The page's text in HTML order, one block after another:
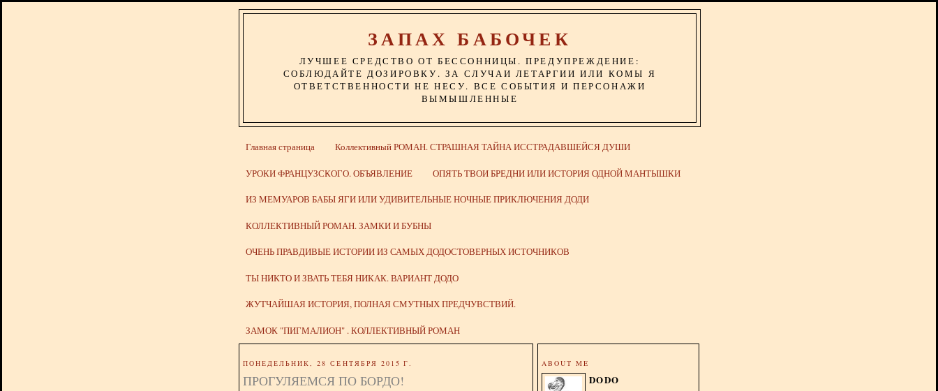
ЗАПАХ БАБОЧЕК
ЛУЧШЕЕ СРЕДСТВО ОТ БЕССОННИЦЫ. ПРЕДУПРЕЖДЕНИЕ:
СОБЛЮДАЙТЕ ДОЗИРОВКУ. ЗА СЛУЧАИ ЛЕТАРГИИ ИЛИ КОМЫ Я
ОТВЕТСТВЕННОСТИ НЕ НЕСУ. ВСЕ СОБЫТИЯ И ПЕРСОНАЖИ
ВЫМЫШЛЕННЫЕ
Главная страница Коллективный РОМАН. СТРАШНАЯ ТАЙНА ИССТРАДАВШЕЙСЯ ДУШИ
УРОКИ ФРАНЦУЗСКОГО. ОБЪЯВЛЕНИЕ ОПЯТЬ ТВОИ БРЕДНИ ИЛИ ИСТОРИЯ ОДНОЙ МАНТЫШКИ
ИЗ МЕМУАРОВ БАБЫ ЯГИ ИЛИ УДИВИТЕЛЬНЫЕ НОЧНЫЕ ПРИКЛЮЧЕНИЯ ДОДИ
КОЛЛЕКТИВНЫЙ РОМАН. ЗАМКИ И БУБНЫ
ОЧЕНЬ ПРАВДИВЫЕ ИСТОРИИ ИЗ САМЫХ ДОДОСТОВЕРНЫХ ИСТОЧНИКОВ
ТЫ НИКТО И ЗВАТЬ ТЕБЯ НИКАК. ВАРИАНТ ДОДО
ЖУТЧАЙШАЯ ИСТОРИЯ, ПОЛНАЯ СМУТНЫХ ПРЕДЧУВСТВИЙ.
ЗАМОК "ПИГМАЛИОН" . КОЛЛЕКТИВНЫЙ РОМАН
ПОНЕДЕЛЬНИК, 28 СЕНТЯБРЯ 2015 Г.
ПРОГУЛЯЕМСЯ ПО БОРДО!
ABOUT ME
DODO